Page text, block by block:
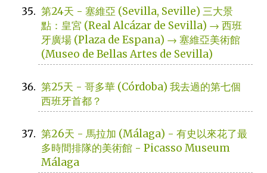
第24天 - 塞維亞 (Sevilla, Seville) 三大景
點：皇宮 (Real Alcázar de Sevilla) → 西班
牙廣場 (Plaza de Espana) → 塞維亞美術館
(Museo de Bellas Artes de Sevilla)
第25天 - 哥多華 (Córdoba) 我去過的第七個
西班牙首都？
第26天 - 馬拉加 (Málaga) - 有史以來花了最
多時間排隊的美術館 - Picasso Museum
Málaga